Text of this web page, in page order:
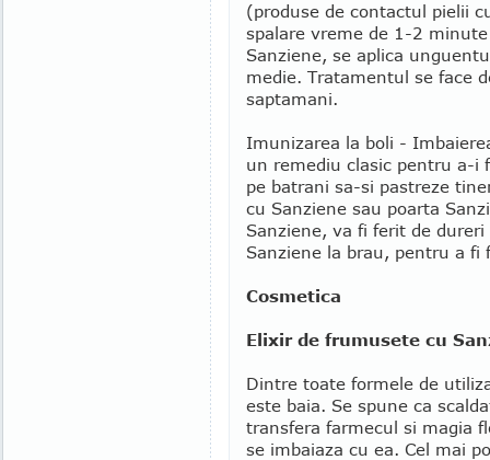
(produse de contactul pielii
spalare vreme de 1-2
Sanziene, se aplica
medie. Tratamentul se face
saptamani.
Imunizarea la boli -
un remediu clasic pentru a-
pe batrani sa-si pastreze
cu Sanziene sau poarta
Sanziene, va fi ferit de
Sanziene la brau, pentru a fi
Cosmetica
Elixir de frumusete cu
Dintre toate formele de
este baia. Se spune ca
transfera farmecul si magia
se imbaiaza cu ea. Cel mai